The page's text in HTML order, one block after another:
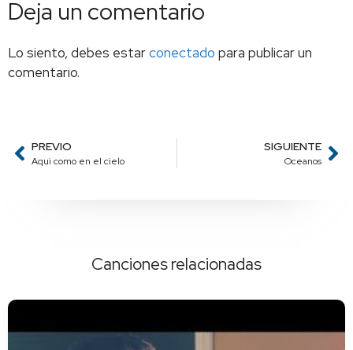
Deja un comentario
Lo siento, debes estarconectado para publicar un
comentario.
PREVIO
Aqui como en el cielo
SIGUIENTE
Oceanos
Canciones relacionadas